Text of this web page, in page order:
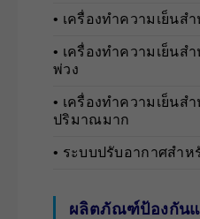
• เครื่องทำความเย็นส
• เครื่องทำความเย็นส
พ่วง
• เครื่องทำความเย็นส
ปริมาณมาก
• ระบบปรับอากาศสำห
ผลิตภัณฑ์ป้องกันแ